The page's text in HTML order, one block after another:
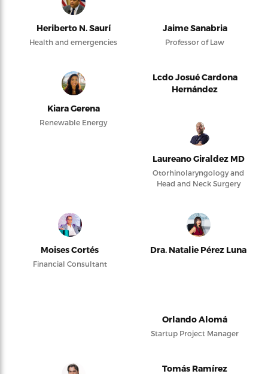
Heriberto N. Saurí
Health and emergencies
Jaime Sanabria
Professor of Law
Kiara Gerena
Renewable Energy
Lcdo Josué Cardona
Hernández
Laureano Giraldez MD
Otorhinolaryngology and
Head and Neck Surgery
Moises Cortés
Financial Consultant
Dra. Natalie Pérez Luna
Orlando Alomá
Startup Project Manager
Tomás Ramírez